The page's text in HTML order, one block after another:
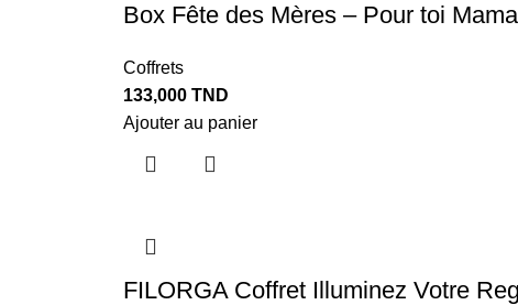
Box Fête des Mères – Pour toi
Coffrets
133,000 TND
Ajouter au panier
FILORGA Coffret Illuminez Votre